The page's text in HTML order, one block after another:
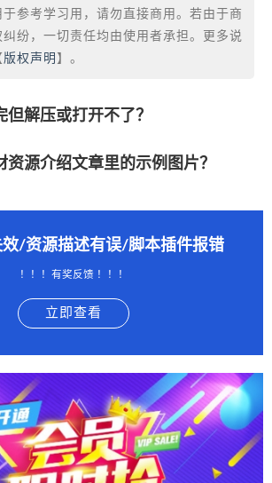
于参考学习用，请勿直接商用。若由于商
纠纷，一切责任均由使用者承担。更多说
版权声明 】。
但解压或打开不了？
资源介绍文章里的示例图片？
效/资源描述有误/脚本插件报错
！！！有奖反馈 ！！！
立即查看